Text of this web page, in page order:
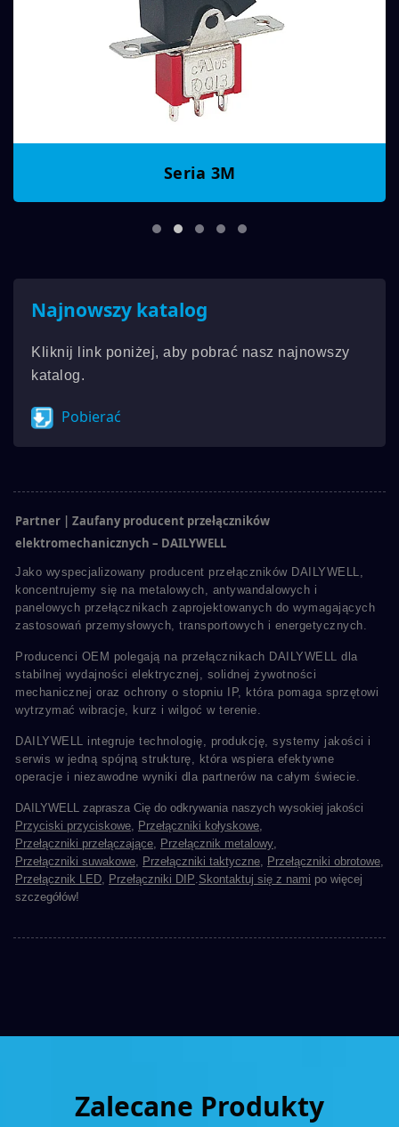
Seria 3M
Najnowszy katalog
Kliknij link poniżej, aby pobrać nasz najnowszy
katalog.
Pobierać
Partner | Zaufany producent przełączników
elektromechanicznych – DAILYWELL
Jako wyspecjalizowany producent przełączników DAILYWELL,
koncentrujemy się na metalowych, antywandalowych i
panelowych przełącznikach zaprojektowanych do wymagających
zastosowań przemysłowych, transportowych i energetycznych.
Producenci OEM polegają na przełącznikach DAILYWELL dla
stabilnej wydajności elektrycznej, solidnej żywotności
mechanicznej oraz ochrony o stopniu IP, która pomaga sprzętowi
wytrzymać wibracje, kurz i wilgoć w terenie.
DAILYWELL integruje technologię, produkcję, systemy jakości i
serwis w jedną spójną strukturę, która wspiera efektywne
operacje i niezawodne wyniki dla partnerów na całym świecie.
DAILYWELL zaprasza Cię do odkrywania naszych wysokiej jakości
Przyciski przyciskowe, Przełączniki kołyskowe,
Przełączniki przełączające, Przełącznik metalowy,
Przełączniki suwakowe, Przełączniki taktyczne, Przełączniki obrotowe,
Przełącznik LED, Przełączniki DIP.Skontaktuj się z nami po więcej
szczegółów!
Zalecane Produkty